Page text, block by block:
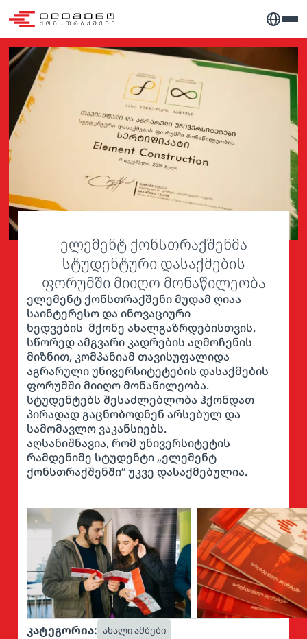
ელემენტ ქონსთრაქშენმა
სტუდენტური დასაქმების
ფორუმში მიიღო მონაწილეობა
ელემენტ ქონსთრაქშენი მუდამ ღიაა
საინტერესო და ინოვაციური
ხედვების მქონე ახალგაზრდებისთვის.
სწორედ ამგვარი კადრების აღმოჩენის
მიზნით, კომპანიამ თავისუფალიდა
აგრარული უნივერსიტეტების დასაქმების
ფორუმში მიიღო მონაწილეობა.
სტუდენტებს შესაძლებლობა ჰქონდათ
პირადად გაცნობოდნენ არსებულ და
სამომავლო ვაკანსიებს.
აღსანიშნავია, რომ უნივერსიტეტის
რამდენიმე სტუდენტი „ელემენტ
ქონსთრაქშენში“ უკვე დასაქმებულია.
კატეგორია: ახალი ამბები